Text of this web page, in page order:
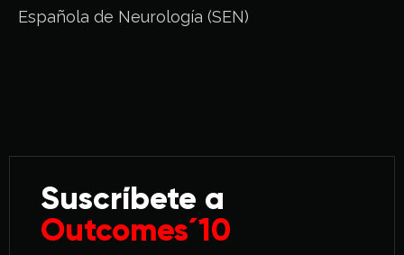
Española de Neurología (SEN)
Suscríbete a
Outcomes´10